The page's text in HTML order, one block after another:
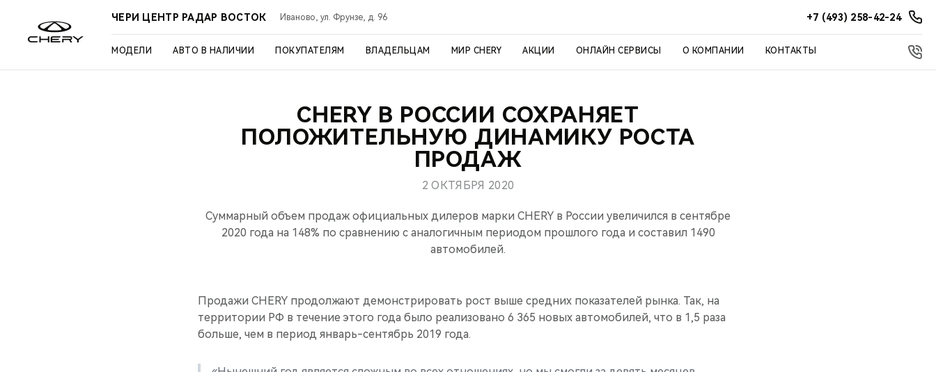
ЧЕРИ ЦЕНТР РАДАР ВОСТОК Иваново, ул. Фрунзе, д. 96 +7 (493) 258-42-24
МОДЕЛИ АВТО В НАЛИЧИИ ПОКУПАТЕЛЯМ ВЛАДЕЛЬЦАМ МИР CHERY АКЦИИ ОНЛАЙН СЕРВИСЫ О КОМПАНИИ КОНТАКТЫ
CHERY В РОССИИ СОХРАНЯЕТ
ПОЛОЖИТЕЛЬНУЮ ДИНАМИКУ РОСТА
ПРОДАЖ
2 ОКТЯБРЯ 2020
Суммарный объем продаж официальных дилеров марки CHERY в России увеличился в сентябре
2020 года на 148% по сравнению с аналогичным периодом прошлого года и составил 1490
автомобилей.
Продажи CHERY продолжают демонстрировать рост выше средних показателей рынка. Так, на
территории РФ в течение этого года было реализовано 6 365 новых автомобилей, что в 1,5 раза
больше, чем в период январь-сентябрь 2019 года.